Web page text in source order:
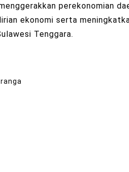
perekonomian
ekonomi serta
Tenggara.